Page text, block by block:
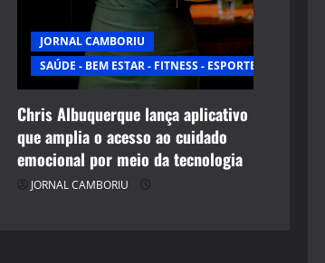
JORNAL CAMBORIU
SAÚDE - BEM ESTAR - FITNESS - ESPORTE
Chris Albuquerque lança aplicativo
que amplia o acesso ao cuidado
emocional por meio da tecnologia
JORNAL CAMBORIU